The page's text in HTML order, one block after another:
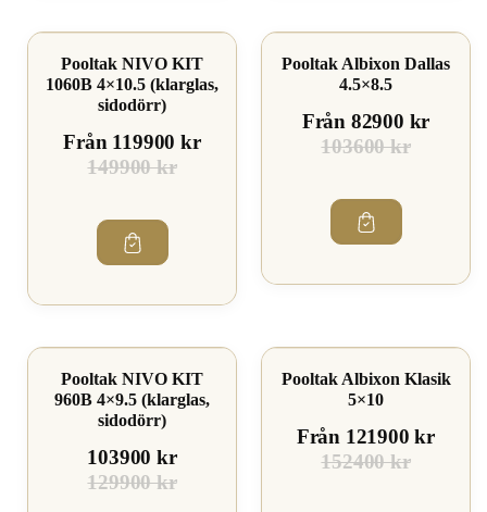
Pooltak NIVO KIT
1060B 4×10.5 (klarglas,
sidodörr)
Från 119900 kr
149900 kr
Pooltak Albixon Dallas
4.5×8.5
Från 82900 kr
103600 kr
Pooltak NIVO KIT
960B 4×9.5 (klarglas,
sidodörr)
103900 kr
129900 kr
Pooltak Albixon Klasik
5×10
Från 121900 kr
152400 kr